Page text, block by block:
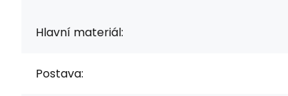
Hlavní materiál:
Postava: